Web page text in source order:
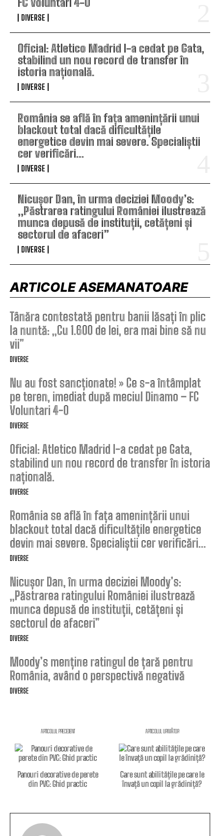
DIVERSE
Oficial: Atletico Madrid l-a cedat pe Gata,
stabilind un nou record de transfer în
istoria națională.
DIVERSE
România se află în fața amenințării unui
blackout total dacă dificultățile
energetice devin mai severe. Specialiștii
cer verificări…
DIVERSE
Nicușor Dan, în urma deciziei Moody’s:
„Păstrarea ratingului României ilustrează
munca depusă de instituții, cetățeni și
sectorul de afaceri”
DIVERSE
ARTICOLE ASEMANATOARE
Tânăra contestată pentru banii lăsați în plic
la nuntă: „Cu 1.600 de lei, era mai bine să nu
vii”
DIVERSE
Nu au fost sancționate! » Ce s-a întâmplat
pe teren, imediat după meciul Dinamo – FC
Voluntari 4-0
DIVERSE
Oficial: Atletico Madrid l-a cedat pe Gata,
stabilind un nou record de transfer în istoria
națională.
DIVERSE
România se află în fața amenințării unui
blackout total dacă dificultățile energetice
devin mai severe. Specialiștii cer verificări…
DIVERSE
Nicușor Dan, în urma deciziei Moody’s:
„Păstrarea ratingului României ilustrează
munca depusă de instituții, cetățeni și
sectorul de afaceri”
DIVERSE
Moody’s menține ratingul de țară pentru
România, având o perspectivă negativă
DIVERSE
ARTICOLUL PRECEDENT
Panouri decorative de perete
din PVC: Ghid practic
ARTICOLUL URMĂTOR
Care sunt abilitățile pe care le
învață un copil la grădiniță?